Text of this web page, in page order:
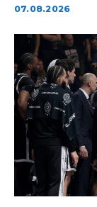
07.08.2026